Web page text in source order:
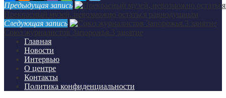
Предыдущая запись
Следующая запись
Главная
Новости
Интервью
О центре
Контакты
Политика конфиденциальности